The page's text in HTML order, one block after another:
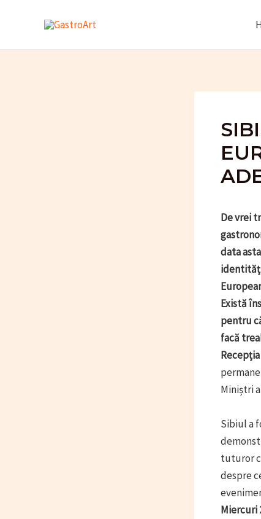
De vrei
data
Există
pentru
facă
Miniștri
Sibiul a
tuturor
despre
Miercuri